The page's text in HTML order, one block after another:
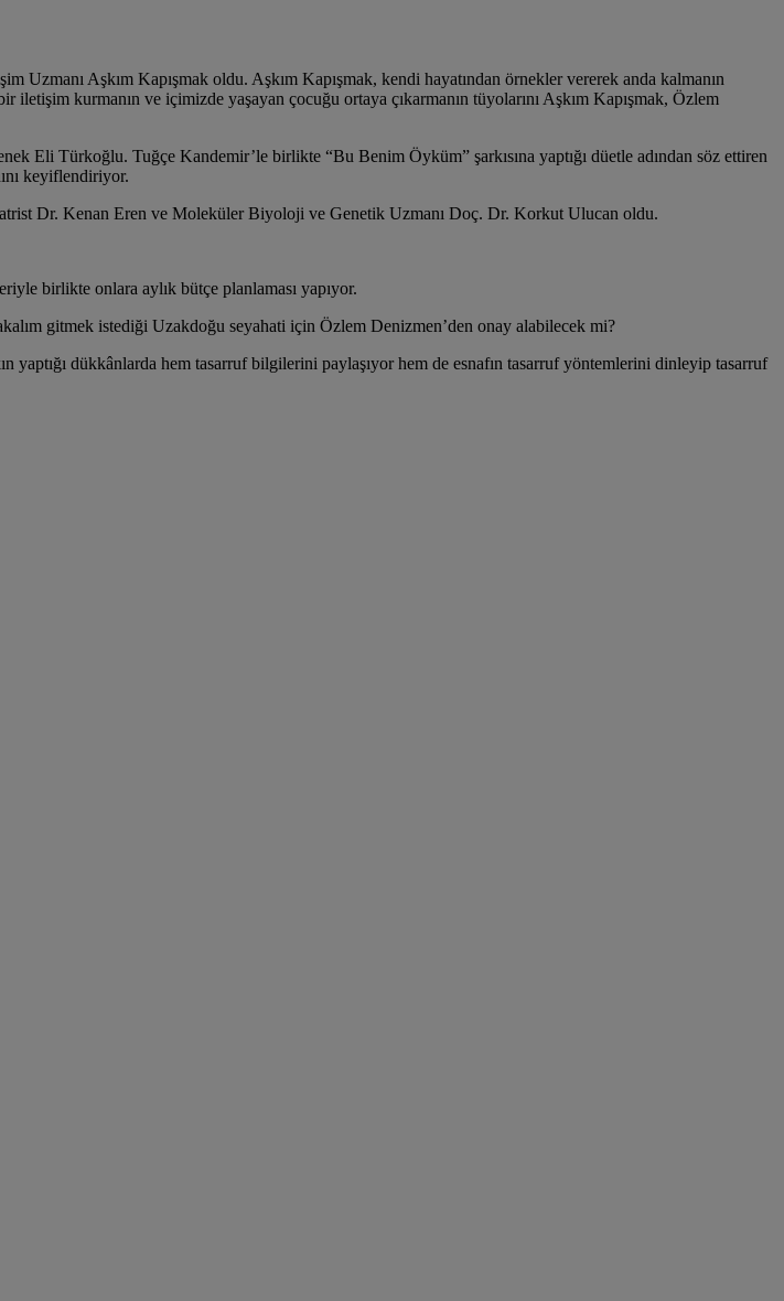
Aşkım Kapışmak oldu. Aşkım Kapışmak, kendi hayatından örnekler vererek anda kalmanın
kurmanın ve içimizde yaşayan çocuğu ortaya çıkarmanın tüyolarını Aşkım Kapışmak, Özlem
Eli Türkoğlu. Tuğçe Kandemir’le birlikte “Bu Benim Öyküm” şarkısına yaptığı düetle adından söz ettiren
keyiflendiriyor.
Dr. Kenan Eren ve Moleküler Biyoloji ve Genetik Uzmanı Doç. Dr. Korkut Ulucan oldu.
birlikte onlara aylık bütçe planlaması yapıyor.
gitmek istediği Uzakdoğu seyahati için Özlem Denizmen’den onay alabilecek mi?
yaptığı dükkânlarda hem tasarruf bilgilerini paylaşıyor hem de esnafın tasarruf yöntemlerini dinleyip tasarruf